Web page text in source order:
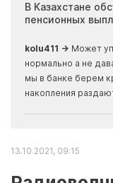
В Казахстане
пенсионных
kolu411 → Может
нормально а не
мы в банке берем
накопления
13.10.2021, 09:15